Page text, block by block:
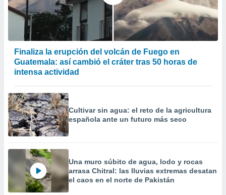
Finaliza la erupción del volcán de Fuego en
Guatemala: así cambió el cráter tras 50 horas de
intensa actividad
Cultivar sin agua: el reto de la agricultura
española ante un futuro más seco
Una muro súbito de agua, lodo y rocas
arrasa Chitral: las lluvias extremas desatan
el caos en el norte de Pakistán